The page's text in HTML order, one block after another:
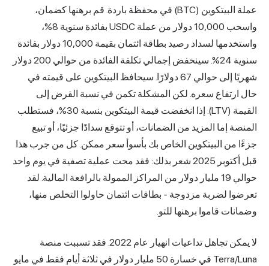
عملة البيتكوين (BTC) في محفظة باردة. قم برهنها كضمان،
واسحب 10,000 دولار من عملة USDC بفائدة سنوية 8%،
واستخدمها لسداد رصيد بطاقة ائتمان بقيمة 10,000 دولار بفائدة
سنوية 24%. سينخفض إجمالي تكلفة الفائدة من حوالي 200 دولار
شهريًا إلى حوالي 67 دولارًا. سيحافظ البيتكوين على قيمته في
سعره. لكن المشكلة تكمن في نسبة القرض إلى
القيمة (LTV). إذا انخفضت قيمة البيتكوين بنسبة 30%، فستطلب
المزيد من الضمانات، أو تتوقع سدادًا جزئيًا، أو تبيع
البيتكوين الخاص بك بأسوأ سعر ممكن. كل من جرب هذا
قبل أكتوبر 2025 شعر بذلك: فقد محت عملية تصفية في يوم واحد
حوالي 19 مليار دولار من المراكز الممولة بالرافعة المالية. لقد
لضربة مزدوجة - بطاقات ائتمان حاولوا التخلص منها،
قاموا برهنها للتو.
لا يمكن تجاهل تداعيات انهيار عام 2022. فقد تسببت منصة
Terra/Luna في خسارة 50 مليار دولار في ثلاثة أيام فقط في مايو